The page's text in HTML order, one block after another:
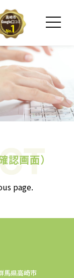
認画面）
page.
馬県高崎市